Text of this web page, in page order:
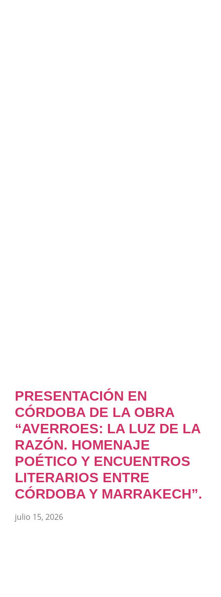
PRESENTACIÓN EN
CÓRDOBA DE LA OBRA
“AVERROES: LA LUZ DE LA
RAZÓN. HOMENAJE
POÉTICO Y ENCUENTROS
LITERARIOS ENTRE
CÓRDOBA Y MARRAKECH”.
julio 15, 2026